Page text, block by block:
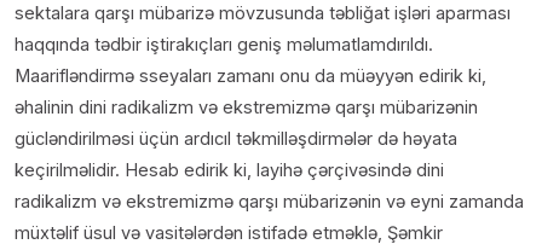
sektalara qarşı mübarizə mövzusunda təbliğat işləri aparması
haqqında tədbir iştirakıçları geniş məlumatlamdırıldı.
Maarifləndirmə sseyaları zamanı onu da müəyyən edirik ki,
əhalinin dini radikalizm və ekstremizmə qarşı mübarizənin
gücləndirilməsi üçün ardıcıl təkmilləşdirmələr də həyata
keçirilməlidir. Hesab edirik ki, layihə çərçivəsində dini
radikalizm və ekstremizmə qarşı mübarizənin və eyni zamanda
müxtəlif üsul və vasitələrdən istifadə etməklə, Şəmkir